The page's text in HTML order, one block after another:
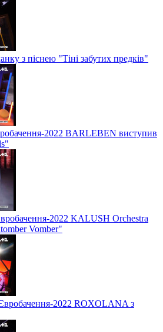
з піснею "Тіні забутих предків"
2022 BARLEBEN виступив
2022 KALUSH Orchestra
Vomber"
2022 ROXOLANA з